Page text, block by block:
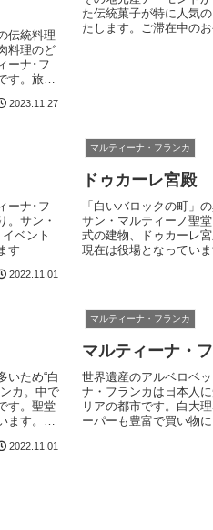
伝統料理
料理のど
ーナ･フ
。旅先
2023.11.27
た伝統菓子が特に人気
たします。ご滞在中の
ーナ･フ
。サン・
ベント
す
2022.11.01
マルティーナ・フランカ
ドゥカーレ宮殿
「白いバロックの町」
サン・マルティーノ聖
式の建物、ドゥカーレ
現在は役場となってい
いため“白
カ。中で
す。聖堂
ます。ユ
2022.11.01
マルティーナ・フランカ
マルティーナ・
世界遺産のアルベロベ
ナ・フランカは日本人
リアの都市です。白大
ーパーも豊富で買い物